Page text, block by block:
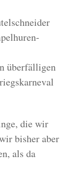
überfälligen
die wir
bisher aber
als da